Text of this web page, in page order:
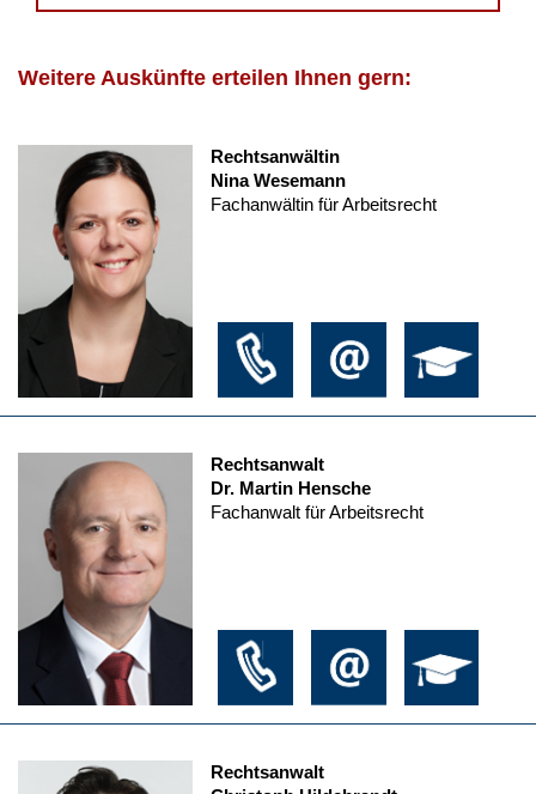
Weitere Auskünfte erteilen Ihnen gern:
Rechtsanwältin
Nina Wesemann
Fachanwältin für Arbeitsrecht
Rechtsanwalt
Dr. Martin Hensche
Fachanwalt für Arbeitsrecht
Rechtsanwalt